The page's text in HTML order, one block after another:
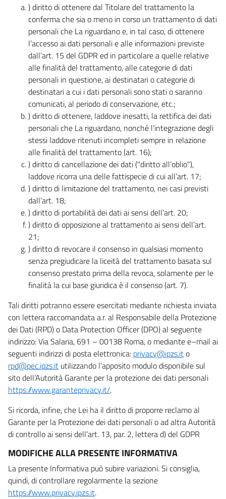
) diritto di ottenere dal Titolare del trattamento la
conferma che sia o meno in corso un trattamento di dati
personali che La riguardano e, in tal caso, di ottenere
l’accesso ai dati personali e alle informazioni previste
dall’art. 15 del GDPR ed in particolare a quelle relative
alle finalità del trattamento, alle categorie di dati
personali in questione, ai destinatari o categorie di
destinatari a cui i dati personali sono stati o saranno
comunicati, al periodo di conservazione, etc.;
) diritto di ottenere, laddove inesatti, la rettifica dei dati
personali che La riguardano, nonché l’integrazione degli
stessi laddove ritenuti incompleti sempre in relazione
alle finalità del trattamento (art. 16);
) diritto di cancellazione dei dati ("diritto all’oblio"),
laddove ricorra una delle fattispecie di cui all’art. 17;
) diritto di limitazione del trattamento, nei casi previsti
dall’art. 18;
) diritto di portabilità dei dati ai sensi dell’art. 20;
) diritto di opposizione al trattamento ai sensi dell’art.
21;
) diritto di revocare il consenso in qualsiasi momento
senza pregiudicare la liceità del trattamento basata sul
consenso prestato prima della revoca, solamente per le
finalità la cui base giuridica è il consenso (art. 7).
Tali diritti potranno essere esercitati mediante richiesta inviata
con lettera raccomandata a.r. al Responsabile della Protezione
dei Dati (RPD) o Data Protection Officer (DPO) al seguente
indirizzo: Via Salaria, 691 – 00138 Roma, o mediante e–mail ai
seguenti indirizzi di posta elettronica: privacy@ipzs.ito
rpd@pec.ipzs.it utilizzando l’apposito modulo disponibile sul
sito dell’Autorità Garante per la protezione dei dati personali
https://www.garanteprivacy.it/.
Si ricorda, infine, che Lei ha il diritto di proporre reclamo al
Garante per la Protezione dei dati personali o ad altra Autorità
di controllo ai sensi dell’art. 13, par. 2, lettera d) del GDPR
MODIFICHE ALLA PRESENTE INFORMATIVA
La presente Informativa può subire variazioni. Si consiglia,
quindi, di controllare regolarmente la sezione
https://www.privacy.ipzs.it.